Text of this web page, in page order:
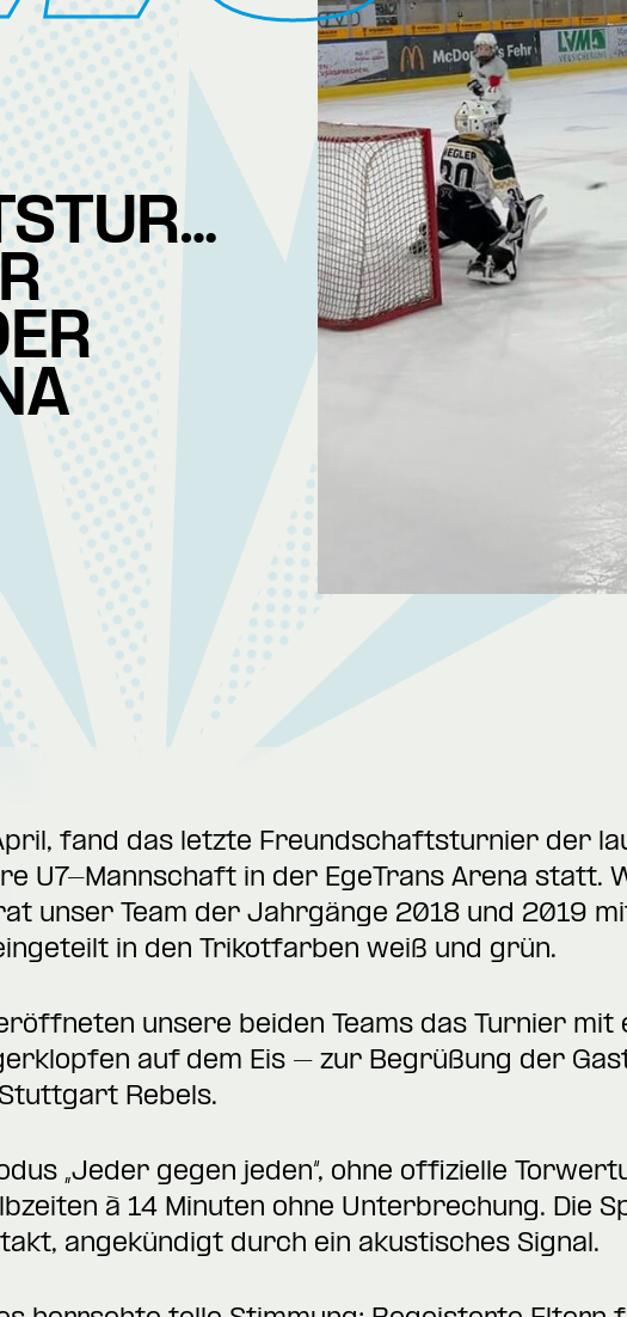
fand das letzte Freundschaftsturnier der
U7-Mannschaft in der EgeTrans Arena statt.
unser Team der Jahrgänge 2018 und 2019
in den Trikotfarben weiß und grün.
unsere beiden Teams das Turnier mit
auf dem Eis – zur Begrüßung der
Rebels.
„Jeder gegen jeden“, ohne offizielle
à 14 Minuten ohne Unterbrechung. Die
angekündigt durch ein akustisches Signal.